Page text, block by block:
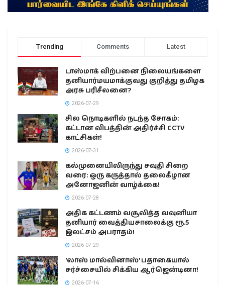
2026-08-09
இலங்கை
சீரற்ற காலநிலைக்கு மத்தியிலும், தரம் 5 புலமைப்பரிசில்
பரீட்சை அமைதியான முறையில்!